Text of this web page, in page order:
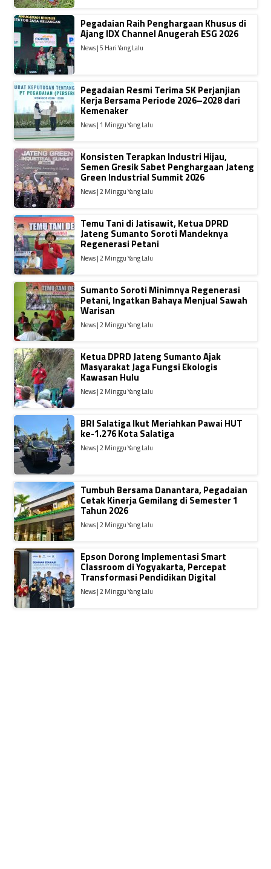
Pegadaian Raih Penghargaan Khusus di
Ajang IDX Channel Anugerah ESG 2026
News | 5 Hari Yang Lalu
Pegadaian Resmi Terima SK Perjanjian
Kerja Bersama Periode 2026–2028 dari
Kemenaker
News | 1 Minggu Yang Lalu
Konsisten Terapkan Industri Hijau,
Semen Gresik Sabet Penghargaan Jateng
Green Industrial Summit 2026
News | 2 Minggu Yang Lalu
Temu Tani di Jatisawit, Ketua DPRD
Jateng Sumanto Soroti Mandeknya
Regenerasi Petani
News | 2 Minggu Yang Lalu
Sumanto Soroti Minimnya Regenerasi
Petani, Ingatkan Bahaya Menjual Sawah
Warisan
News | 2 Minggu Yang Lalu
Ketua DPRD Jateng Sumanto Ajak
Masyarakat Jaga Fungsi Ekologis
Kawasan Hulu
News | 2 Minggu Yang Lalu
BRI Salatiga Ikut Meriahkan Pawai HUT
ke-1.276 Kota Salatiga
News | 2 Minggu Yang Lalu
Tumbuh Bersama Danantara, Pegadaian
Cetak Kinerja Gemilang di Semester 1
Tahun 2026
News | 2 Minggu Yang Lalu
Epson Dorong Implementasi Smart
Classroom di Yogyakarta, Percepat
Transformasi Pendidikan Digital
News | 2 Minggu Yang Lalu